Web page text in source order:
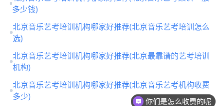
多少钱)
北京音乐艺考培训机构哪家好推荐(北京音乐艺考培训怎么
选)
北京音乐艺考培训机构哪家好推荐(北京最靠谱的艺考培训
机构)
北京音乐艺考培训机构哪家好推荐(北京音乐艺考机构收费
多少)
你们是怎么收费的呢